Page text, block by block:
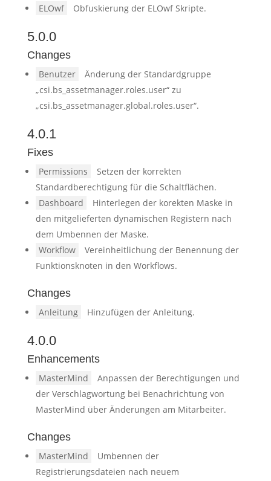
ELOwf Obfuskierung der ELOwf Skripte.
5.0.0
Changes
Benutzer
Änderung der Standardgruppe
„csi.bs_assetmanager.roles.user“ zu
„csi.bs_assetmanager.global.roles.user“.
4.0.1
Fixes
Permissions
Setzen der korrekten
Standardberechtigung für die Schaltflächen.
Dashboard
Hinterlegen der korekten Maske in
den mitgelieferten dynamischen Registern nach
dem Umbennen der Maske.
Workflow
Vereinheitlichung der Benennung der
Funktionsknoten in den Workflows.
Changes
Anleitung Hinzufügen der Anleitung.
4.0.0
Enhancements
MasterMind
Anpassen der Berechtigungen und
der Verschlagwortung bei Benachrichtung von
MasterMind über Änderungen am Mitarbeiter.
Changes
MasterMind
Umbennen der
Registrierungsdateien nach neuem